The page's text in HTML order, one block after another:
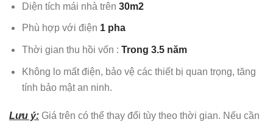
Diện tích mái nhà trên 30m2
Phù hợp với điện 1 pha
Thời gian thu hồi vốn : Trong 3.5 năm
Không lo mất điện, bảo vệ các thiết bị quan trọng, tăng
tính bảo mật an ninh.
Lưu ý: Giá trên có thể thay đổi tùy theo thời gian. Nếu cần